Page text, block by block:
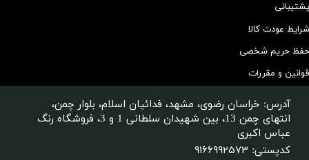
پشتیبانی
شرایط عودت کالا
حفظ حریم شخصی
قوانین و مقررات
آدرس: خراسان رضوی، مشهد، فدائیان اسلام، بلوار چمن،
انتهای چمن 13، بین شهیدان سلطانی 1 و 3، فروشگاه رنگ
عباس اکبری
کدپستی: 9166992573